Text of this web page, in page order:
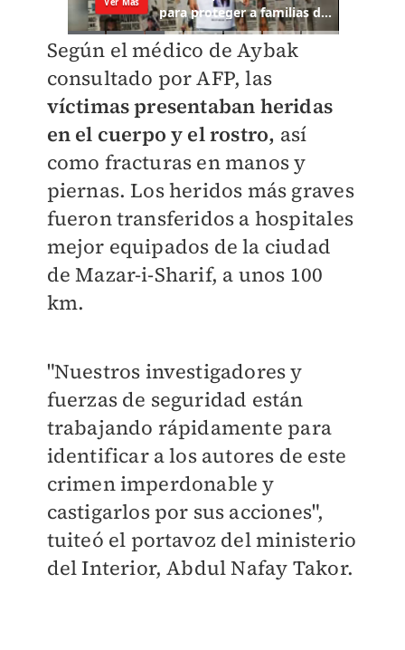
Según el médico de Aybak
consultado por AFP, las
víctimas presentaban heridas
en el cuerpo y el rostro, así
como fracturas en manos y
piernas. Los heridos más graves
fueron transferidos a hospitales
mejor equipados de la ciudad
de Mazar-i-Sharif, a unos 100
km.
"Nuestros investigadores y
fuerzas de seguridad están
trabajando rápidamente para
identificar a los autores de este
crimen imperdonable y
castigarlos por sus acciones",
tuiteó el portavoz del ministerio
del Interior, Abdul Nafay Takor.